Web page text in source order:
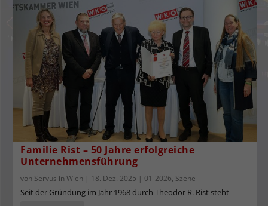
Familie Rist – 50 Jahre erfolgreiche
Unternehmensführung
von Servus in Wien | 18. Dez. 2025 | 01-2026, Szene
Seit der Gründung im Jahr 1968 durch Theodor R. Rist steht